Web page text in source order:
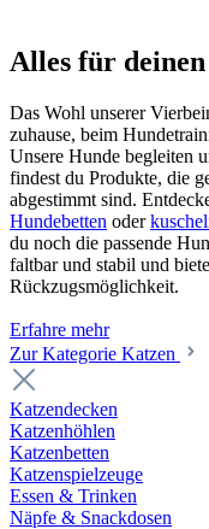
Alles für
Das Wohl unserer
zuhause, beim
Unsere Hunde begleiten
findest du Produkte, die
abgestimmt sind.
Hundebetten oder
du noch die passende
faltbar und stabil und
Rückzugsmöglichkeit.
Erfahre mehr
Zur Kategorie Katzen
Katzendecken
Katzenhöhlen
Katzenbetten
Katzenspielzeuge
Essen & Trinken
Näpfe & Snackdosen